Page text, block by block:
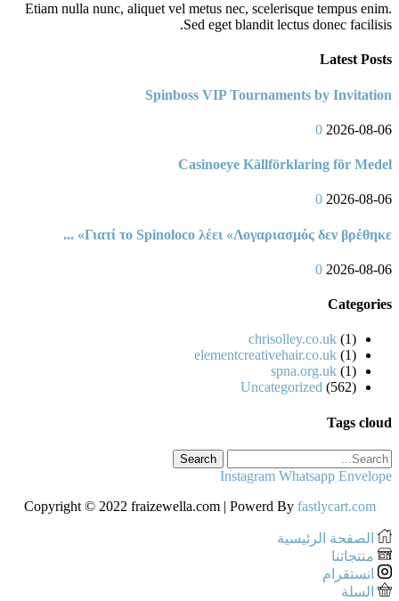
Etiam nulla nunc, aliquet vel metus nec, scelerisque tempus enim.
Sed eget blandit lectus donec facilisis.
Latest Posts
Spinboss VIP Tournaments by Invitation
2026-08-06
0
Casinoeye Källförklaring för Medel
2026-08-06
0
Γιατί το Spinoloco λέει «Λογαριασμός δεν βρέθηκε» ...
2026-08-06
0
Categories
chrisolley.co.uk (1)
elementcreativehair.co.uk (1)
spna.org.uk (1)
Uncategorized (562)
Tags cloud
Search
Instagram Whatsapp Envelope
Copyright © 2022 fraizewella.com | Powerd By fastlycart.com
الصفحة الرئيسية
منتجاتنا
انستقرام
السلة